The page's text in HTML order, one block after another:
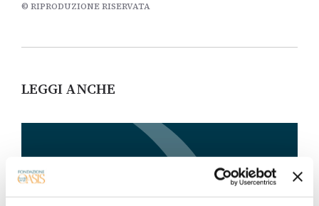
© RIPRODUZIONE RISERVATA
LEGGI ANCHE